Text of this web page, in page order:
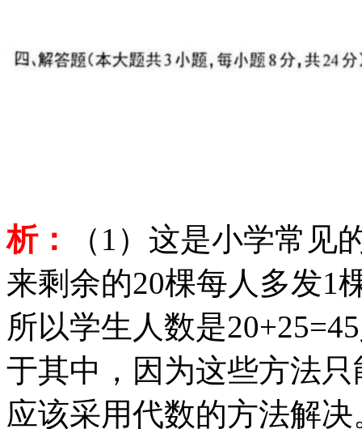
析： （ 1）这是小学常见
来剩余的20棵每人多发1
所以学生人数是
于其中，因为这些方法
应该采用代数的方法解决